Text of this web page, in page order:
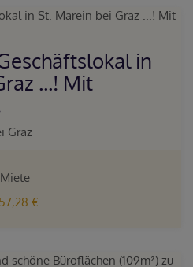
in
...! Mit
Graz
Miete
€